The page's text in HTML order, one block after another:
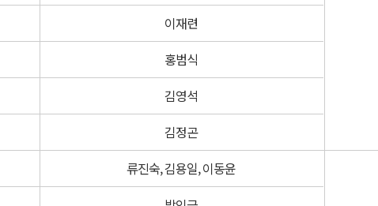
이재련
홍범식
김영석
김정곤
류진숙, 김용일, 이동윤